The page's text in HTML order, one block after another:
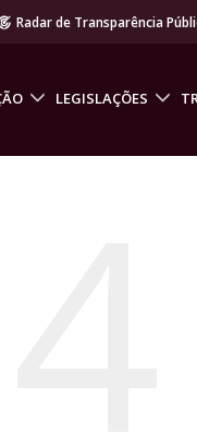
Radar de Transparência
LEGISLAÇÕES